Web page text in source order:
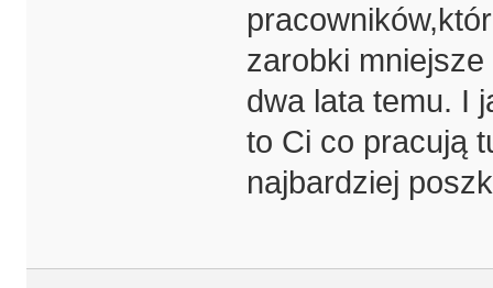
zarobki
dwa lata temu. I
to Ci co pracują
najbardziej